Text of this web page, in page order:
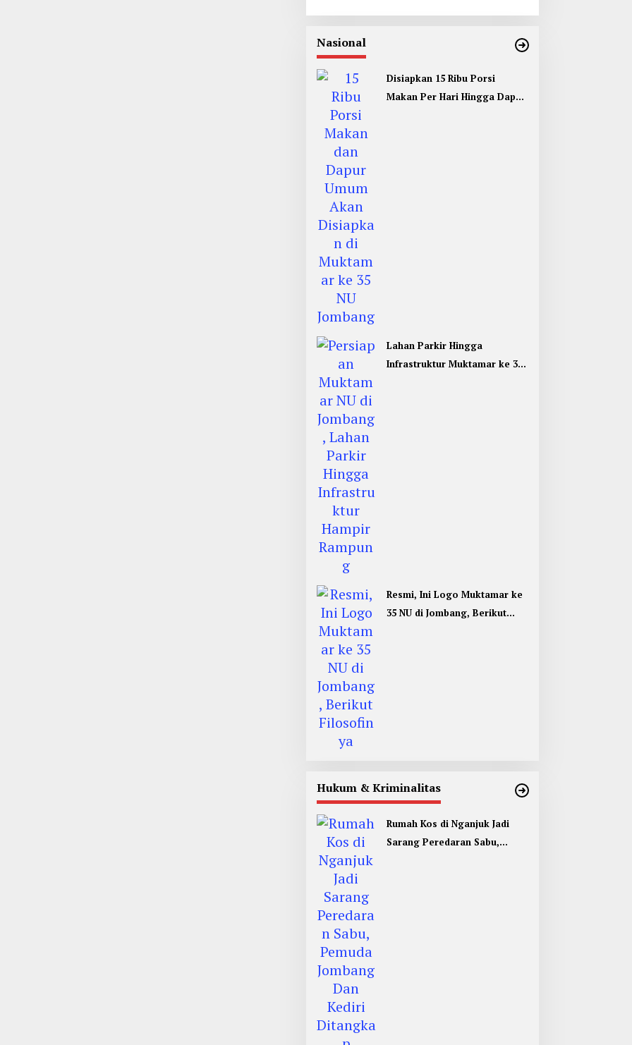
Nasional
Disiapkan 15 Ribu Porsi
Makan Per Hari Hingga Dapur
Lahan Parkir Hingga
Infrastruktur Muktamar ke 35
Resmi, Ini Logo Muktamar ke
35 NU di Jombang, Berikut
Hukum & Kriminalitas
Rumah Kos di Nganjuk Jadi
Sarang Peredaran Sabu,